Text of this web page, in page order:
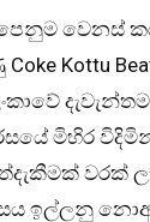
වෙනස්
Kottu
මිහිර
වරක්
ඉල්ලනු